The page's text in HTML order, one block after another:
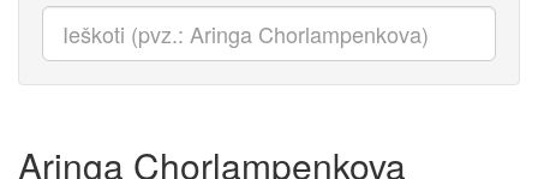
Aringa Chorlampenkova